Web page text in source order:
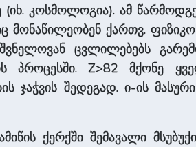
(იხ. კოსმოლოგია). ამ
მონაწილეობენ ქართვ.
ცვლილებებს
პროცესში. Z>82 მქონე
ჯაჭვის შედეგად. ი-ის
ქერქში შემავალი